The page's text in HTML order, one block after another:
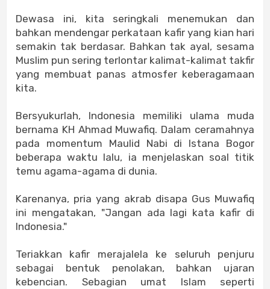
Dewasa ini, kita seringkali menemukan dan
bahkan mendengar perkataan kafir yang kian hari
semakin tak berdasar. Bahkan tak ayal, sesama
Muslim pun sering terlontar kalimat-kalimat takfir
yang membuat panas atmosfer keberagamaan
kita.
Bersyukurlah, Indonesia memiliki ulama muda
bernama KH Ahmad Muwafiq. Dalam ceramahnya
pada momentum Maulid Nabi di Istana Bogor
beberapa waktu lalu, ia menjelaskan soal titik
temu agama-agama di dunia.
Karenanya, pria yang akrab disapa Gus Muwafiq
ini mengatakan, "Jangan ada lagi kata kafir di
Indonesia."
Teriakkan kafir merajalela ke seluruh penjuru
sebagai bentuk penolakan, bahkan ujaran
kebencian. Sebagian umat Islam seperti